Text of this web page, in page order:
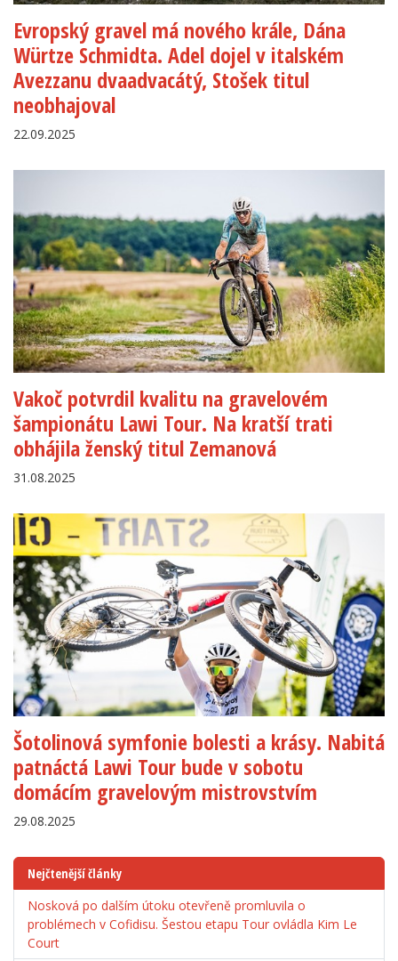
Evropský gravel má nového krále, Dána
Würtze Schmidta. Adel dojel v italském
Avezzanu dvaadvacátý, Stošek titul
neobhajoval
22.09.2025
Vakoč potvrdil kvalitu na gravelovém
šampionátu Lawi Tour. Na kratší trati
obhájila ženský titul Zemanová
31.08.2025
Šotolinová symfonie bolesti a krásy. Nabitá
patnáctá Lawi Tour bude v sobotu
domácím gravelovým mistrovstvím
29.08.2025
Nejčtenější články
Nosková po dalším útoku otevřeně promluvila o
problémech v Cofidisu. Šestou etapu Tour ovládla Kim Le
Court